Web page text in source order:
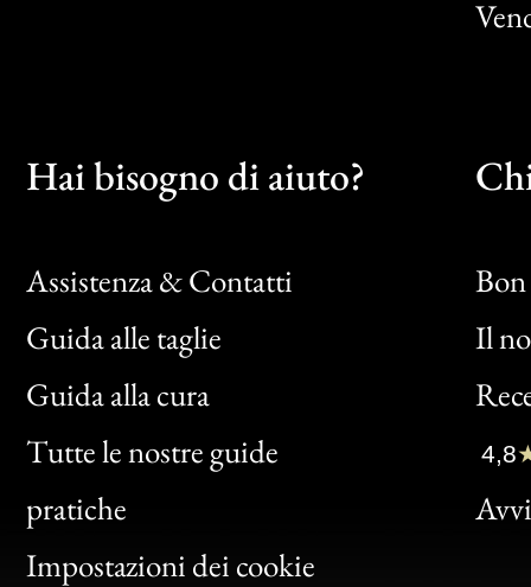
Hai bisogno di aiuto?
Assistenza & Contatti
Guida alle taglie
Guida alla cura
Tutte le nostre guide
pratiche
Impostazioni dei cookie
Il
Bon
Clic
Bon
4,8